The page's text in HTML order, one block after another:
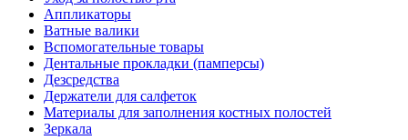
Аппликаторы
Ватные валики
Вспомогательные товары
Дентальные прокладки (памперсы)
Дезсредства
Держатели для салфеток
Материалы для заполнения костных полостей
Зеркала